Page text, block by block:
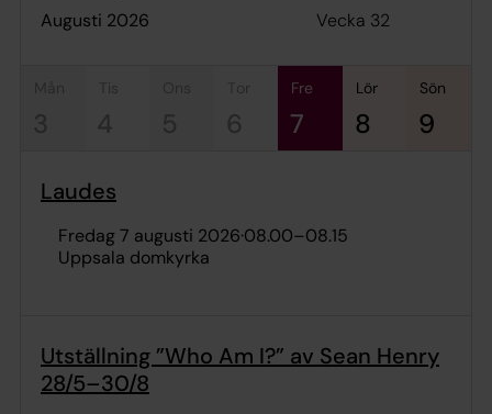
augusti 2026 Vecka 32
tis
4
tor
6
fre
7
lör
8
sön
9
Laudes
fredag 7 augusti 2026·08.00–08.15
Uppsala domkyrka
Utställning ”Who Am I?” av Sean Henry
28/5–30/8